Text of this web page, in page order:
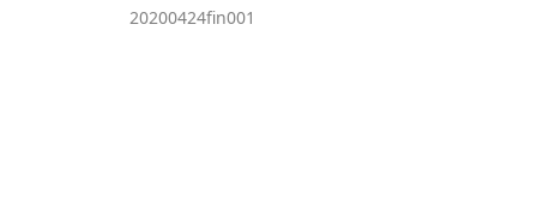
20200424fin001